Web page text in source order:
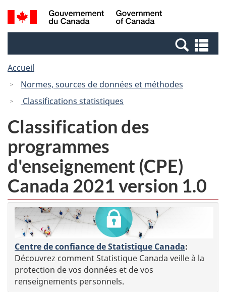
Passer
au
Passer
à
Canada
Recherche
et
et
Accueil
Normes, sources de données et méthodes
Classifications statistiques
Classification des
programmes
d'enseignement (CPE)
Canada 2021 version 1.0
Centre de confiance de Statistique Canada:
Découvrez comment Statistique Canada veille à la
protection de vos données et de vos
renseignements personnels.